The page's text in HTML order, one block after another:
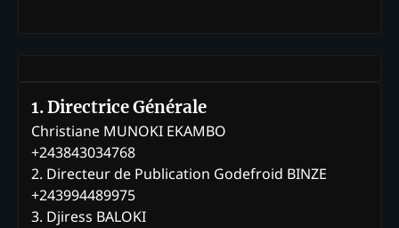
1. Directrice Générale
Christiane MUNOKI EKAMBO
+243843034768
2. Directeur de Publication Godefroid BINZE
+243994489975
3. Djiress BALOKI